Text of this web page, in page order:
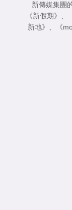
新傳媒集團
《新假期》
新地》
《